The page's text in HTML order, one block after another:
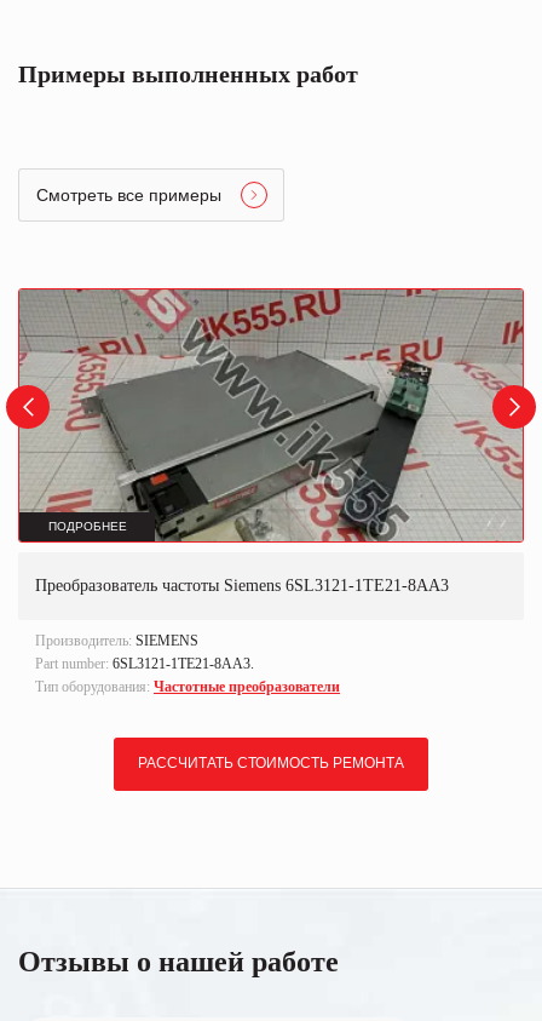
Примеры выполненных работ
Смотреть все примеры
ПОДРОБНЕЕ
Преобразователь частоты Siemens 6SL3121-1TE21-8AA3
Производитель: SIEMENS
Part number: 6SL3121-1TE21-8AA3.
Тип оборудования: Частотные преобразователи
РАССЧИТАТЬ СТОИМОСТЬ РЕМОНТА
Отзывы о нашей работе